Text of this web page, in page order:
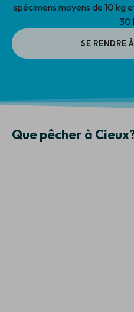
spécimens moyens de 10 kg
30
SE RENDRE
Que pêcher à